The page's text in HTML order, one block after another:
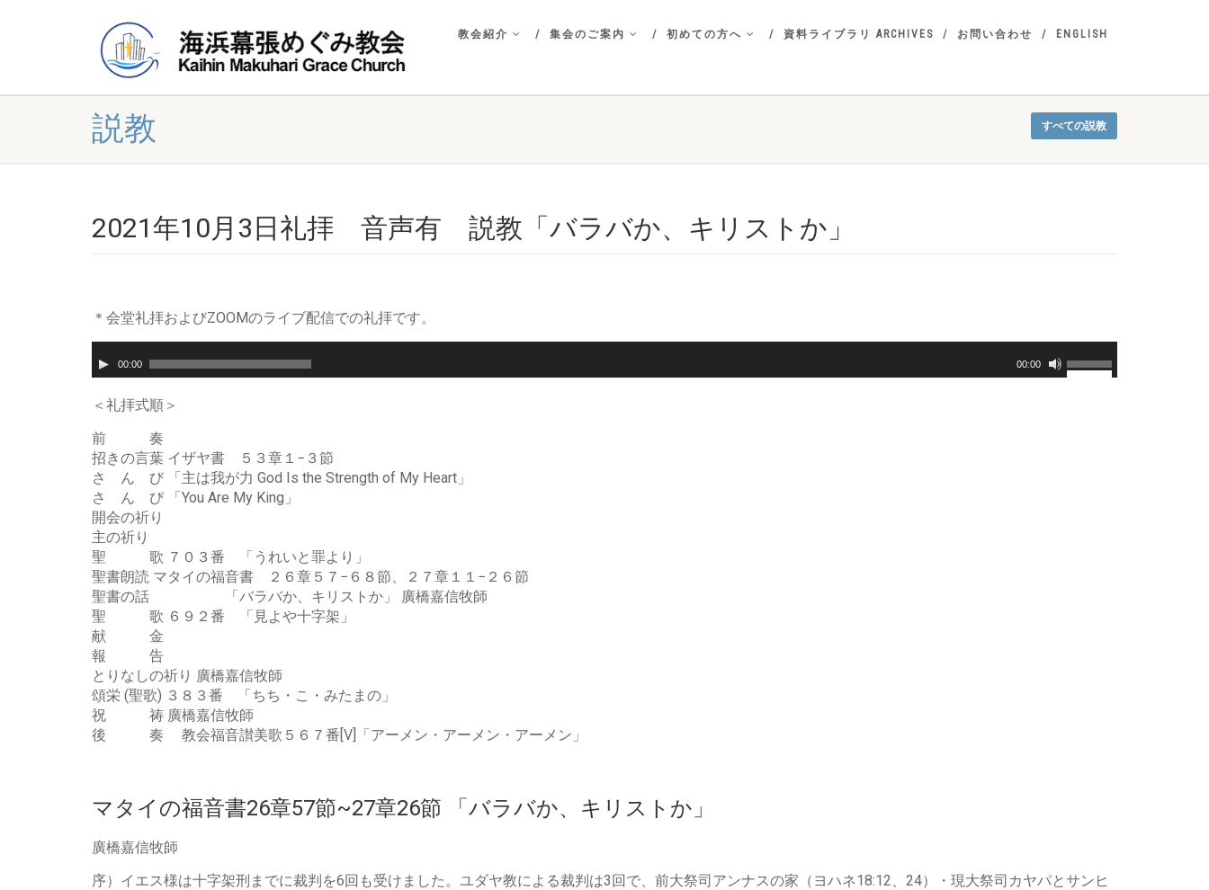
教会紹介 集会のご案内 初めての方へ 資料ライブラリ ARCHIVES お問い合わせ ENGLISH
説教 すべての説教
2021年10月3日礼拝 音声有 説教「バラバか、キリストか」
＊会堂礼拝およびZOOMのライブ配信での礼拝です。
声
レ
ヤ
ー
00:00 00:00
ボ
リ
＜礼拝式順＞
前 奏
招きの言葉 イザヤ書 ５３章１−３節
さ ん び 「主は我が力 God Is the Strength of My Heart」
さ ん び 「You Are My King」
開会の祈り
主の祈り
聖 歌 ７０３番 「うれいと罪より」
聖書朗読 マタイの福音書 ２６章５７−６８節、２７章１１−２６節
聖書の話 「バラバか、キリストか」 廣橋嘉信牧師
聖 歌 ６９２番 「見よや十字架」
献 金
報 告
とりなしの祈り 廣橋嘉信牧師
頌栄 (聖歌) ３８３番 「ちち・こ・みたまの」
祝 祷 廣橋嘉信牧師
後 奏 教会福音讃美歌５６７番[V]「アーメン・アーメン・アーメン」
マタイの福音書26章57節~27章26節 「バラバか、キリストか」
廣橋嘉信牧師
序）イエス様は十字架刑までに裁判を6回も受けました。ユダヤ教による裁判は3回で、前大祭司アンナスの家（ヨハネ18:12、24）・現大祭司カヤパとサンヒ